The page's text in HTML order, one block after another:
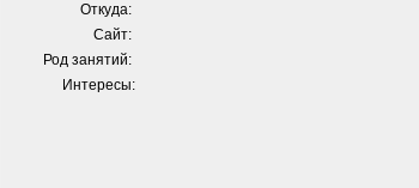
Откуда:
Сайт:
Род занятий:
Интересы: